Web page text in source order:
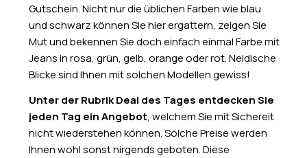
Gutschein. Nicht nur die üblichen Farben wie blau
und schwarz können Sie hier ergattern, zeigen Sie
Mut und bekennen Sie doch einfach einmal Farbe mit
Jeans in rosa, grün, gelb, orange oder rot. Neidische
Blicke sind Ihnen mit solchen Modellen gewiss!
Unter der Rubrik Deal des Tages entdecken Sie
jeden Tag ein Angebot, welchem Sie mit Sichereit
nicht wiederstehen können. Solche Preise werden
Ihnen wohl sonst nirgends geboten. Diese